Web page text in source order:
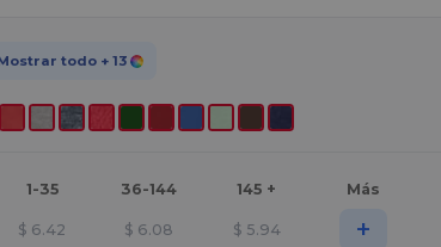
todo + 13
1-35 36-144 145 + Más
$ 6.42 $ 6.08 $ 5.94 +